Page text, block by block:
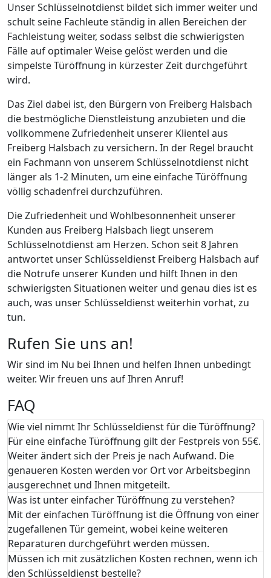
Unser Schlüsselnotdienst bildet sich immer weiter und
schult seine Fachleute ständig in allen Bereichen der
Fachleistung weiter, sodass selbst die schwierigsten
Fälle auf optimaler Weise gelöst werden und die
simpelste Türöffnung in kürzester Zeit durchgeführt
wird.
Das Ziel dabei ist, den Bürgern von Freiberg Halsbach
die bestmögliche Dienstleistung anzubieten und die
vollkommene Zufriedenheit unserer Klientel aus
Freiberg Halsbach zu versichern. In der Regel braucht
ein Fachmann von unserem Schlüsselnotdienst nicht
länger als 1-2 Minuten, um eine einfache Türöffnung
völlig schadenfrei durchzuführen.
Die Zufriedenheit und Wohlbesonnenheit unserer
Kunden aus Freiberg Halsbach liegt unserem
Schlüsselnotdienst am Herzen. Schon seit 8 Jahren
antwortet unser Schlüsseldienst Freiberg Halsbach auf
die Notrufe unserer Kunden und hilft Ihnen in den
schwierigsten Situationen weiter und genau dies ist es
auch, was unser Schlüsseldienst weiterhin vorhat, zu
tun.
Rufen Sie uns an!
Wir sind im Nu bei Ihnen und helfen Ihnen unbedingt
weiter. Wir freuen uns auf Ihren Anruf!
FAQ
Wie viel nimmt Ihr Schlüsseldienst für die Türöffnung?
Für eine einfache Türöffnung gilt der Festpreis von 55€.
Weiter ändert sich der Preis je nach Aufwand. Die
genaueren Kosten werden vor Ort vor Arbeitsbeginn
ausgerechnet und Ihnen mitgeteilt.
Was ist unter einfacher Türöffnung zu verstehen?
Mit der einfachen Türöffnung ist die Öffnung von einer
zugefallenen Tür gemeint, wobei keine weiteren
Reparaturen durchgeführt werden müssen.
Müssen ich mit zusätzlichen Kosten rechnen, wenn ich
den Schlüsseldienst bestelle?